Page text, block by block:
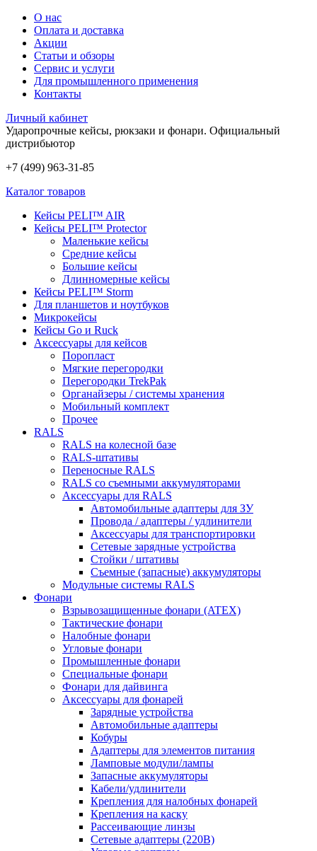
О нас
Оплата и доставка
Акции
Статьи и обзоры
Сервис и услуги
Для промышленного применения
Контакты
Личный кабинет
Ударопрочные кейсы, рюкзаки и фонари. Официальный
дистрибьютор
+7 (499) 963-31-85
Каталог товаров
Кейсы PELI™ AIR
Кейсы PELI™ Protector
Маленькие кейсы
Средние кейсы
Большие кейсы
Длинномерные кейсы
Кейсы PELI™ Storm
Для планшетов и ноутбуков
Микрокейсы
Кейсы Go и Ruck
Аксессуары для кейсов
Поропласт
Мягкие перегородки
Перегородки TrekPak
Органайзеры / системы хранения
Мобильный комплект
Прочее
RALS
RALS на колесной базе
RALS-штативы
Переносные RALS
RALS со съемными аккумуляторами
Аксессуары для RALS
Автомобильные адаптеры для ЗУ
Провода / адаптеры / удлинители
Аксессуары для транспортировки
Сетевые зарядные устройства
Стойки / штативы
Съемные (запасные) аккумуляторы
Модульные системы RALS
Фонари
Взрывозащищенные фонари (ATEX)
Тактические фонари
Налобные фонари
Угловые фонари
Промышленные фонари
Специальные фонари
Фонари для дайвинга
Аксессуары для фонарей
Зарядные устройства
Автомобильные адаптеры
Кобуры
Адаптеры для элементов питания
Ламповые модули/лампы
Запасные аккумуляторы
Кабели/удлинители
Крепления для налобных фонарей
Крепления на каску
Рассеивающие линзы
Сетевые адаптеры (220В)